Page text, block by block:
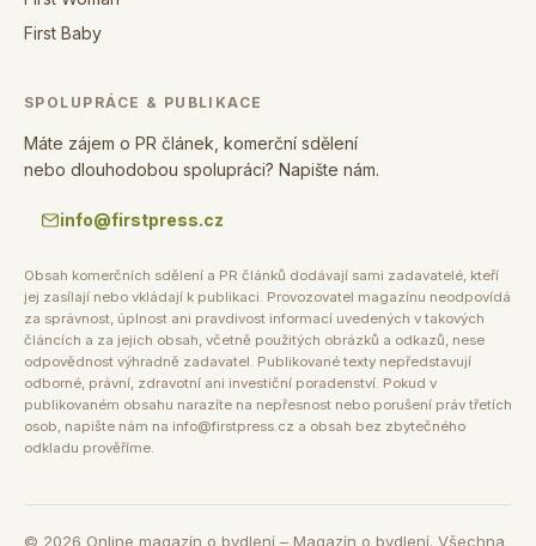
First Baby
SPOLUPRÁCE & PUBLIKACE
Máte zájem o PR článek, komerční sdělení
nebo dlouhodobou spolupráci? Napište nám.
info@firstpress.cz
Obsah komerčních sdělení a PR článků dodávají sami zadavatelé, kteří
jej zasílají nebo vkládají k publikaci. Provozovatel magazínu neodpovídá
za správnost, úplnost ani pravdivost informací uvedených v takových
článcích a za jejich obsah, včetně použitých obrázků a odkazů, nese
odpovědnost výhradně zadavatel. Publikované texty nepředstavují
odborné, právní, zdravotní ani investiční poradenství. Pokud v
publikovaném obsahu narazíte na nepřesnost nebo porušení práv třetích
osob, napište nám na info@firstpress.cz a obsah bez zbytečného
odkladu prověříme.
© 2026 Online magazín o bydlení – Magazín o bydlení. Všechna